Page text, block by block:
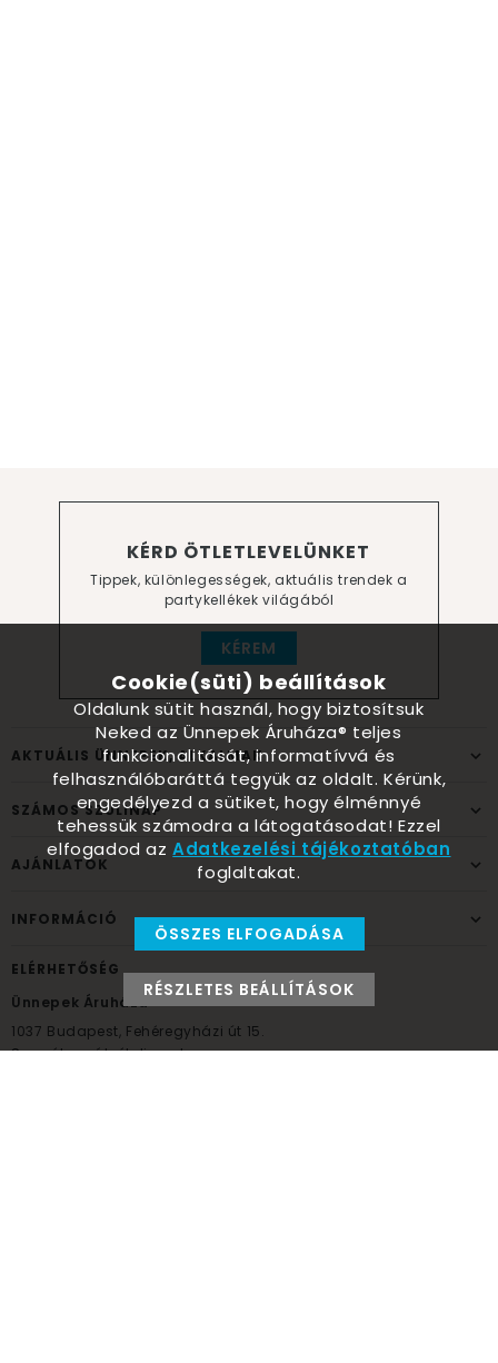
KÉRD ÖTLETLEVELÜNKET
Tippek, különlegességek, aktuális trendek a
partykellékek világából
KÉREM
AKTUÁLIS ÜNNEPEK, ALKALMAK
SZÁMOS SZÜLINAP
AJÁNLATOK
INFORMÁCIÓ
ELÉRHETŐSÉG
Ünnepek Áruháza
1037 Budapest, Fehéregyházi út 15.
Személyes átvételi pont
Cookie(süti) beállítások
Oldalunk sütit használ, hogy biztosítsuk
Neked az Ünnepek Áruháza® teljes
funkcionalitását, informatívvá és
felhasználóbaráttá tegyük az oldalt. Kérünk,
engedélyezd a sütiket, hogy élménnyé
tehessük számodra a látogatásodat! Ezzel
elfogadod azAdatkezelési tájékoztatóban
foglaltakat.
ÖSSZES ELFOGADÁSA
RÉSZLETES BEÁLLÍTÁSOK